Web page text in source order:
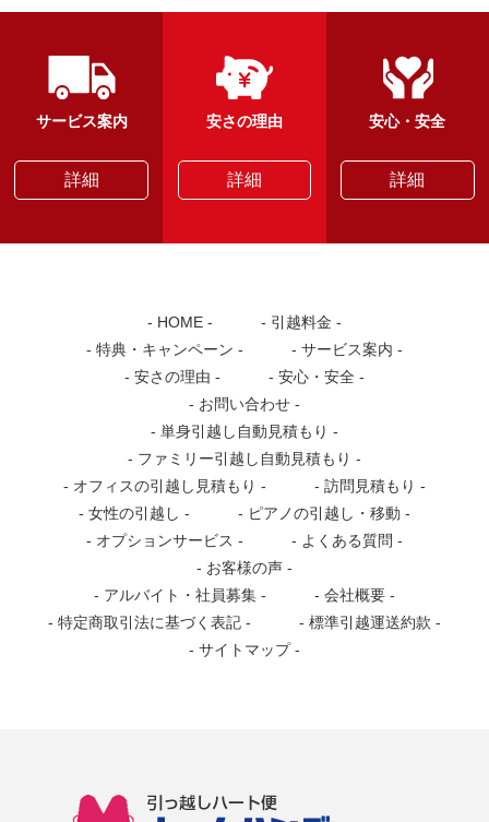
サービス案内
詳細
安さの理由
詳細
安心・安全
詳細
HOME
引越料金
特典・キャンペーン
サービス案内
安さの理由
安心・安全
お問い合わせ
単身引越し自動見積もり
ファミリー引越し自動見積もり
オフィスの引越し見積もり
訪問見積もり
女性の引越し
ピアノの引越し・移動
オプションサービス
よくある質問
お客様の声
アルバイト・社員募集
会社概要
特定商取引法に基づく表記
標準引越運送約款
サイトマップ